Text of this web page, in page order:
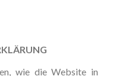
wie die Website in